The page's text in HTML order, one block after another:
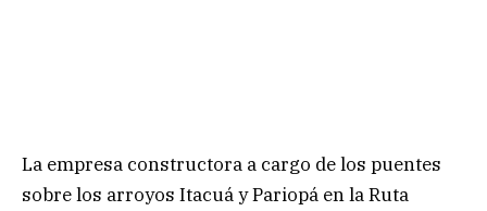
La empresa constructora a cargo de los puentes
sobre los arroyos Itacuá y Pariopá en la Ruta